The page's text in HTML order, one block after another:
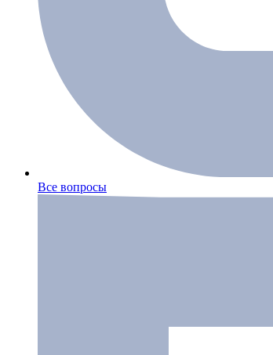
Все вопросы